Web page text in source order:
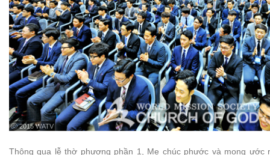
ⓒ 2015 WATV
Thông qua lễ thờ phượng phần 1, Mẹ chúc phước và mong ước